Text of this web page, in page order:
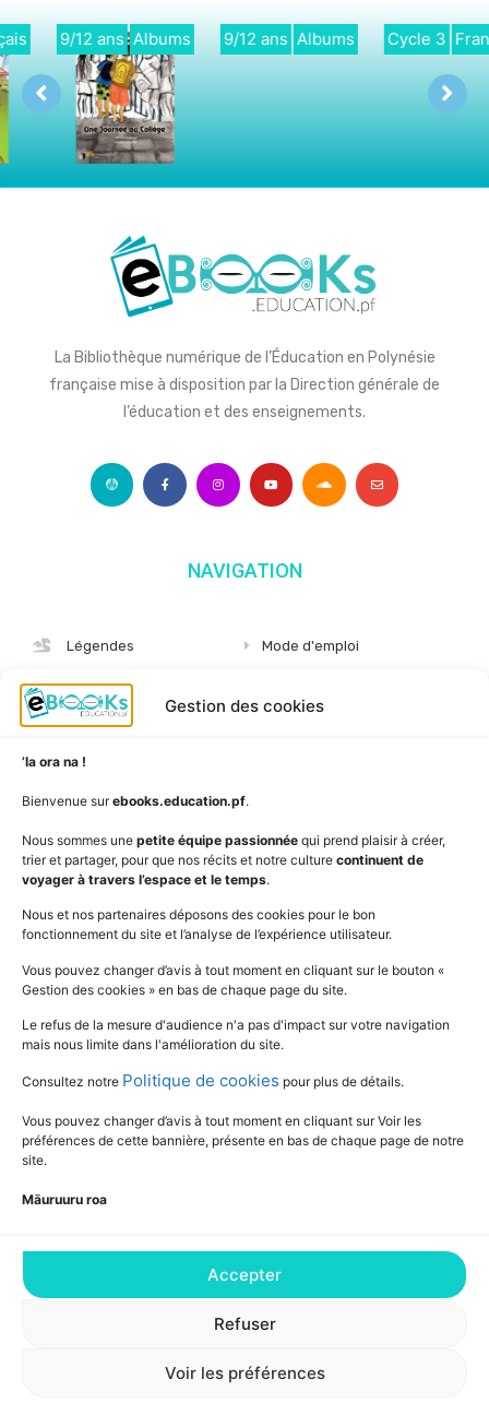
Gestion des cookies
’Ia ora na !
Bienvenue surebooks.education.pf.
Nous sommes une petite équipe passionnée qui prend plaisir à créer,
trier et partager, pour que nos récits et notre culture continuent de
voyager à travers l’espace et le temps.
Nous et nos partenaires déposons des cookies pour le bon
fonctionnement du site et l’analyse de l’expérience utilisateur.
Vous pouvez changer d’avis à tout moment en cliquant sur le bouton «
Gestion des cookies » en bas de chaque page du site.
Le refus de la mesure d'audience n'a pas d'impact sur votre navigation
mais nous limite dans l'amélioration du site.
Consultez notre Politique de cookies pour plus de détails.
Vous pouvez changer d’avis à tout moment en cliquant sur Voir les
préférences de cette bannière, présente en bas de chaque page de notre
site.
Māuruuru roa
Accepter
Refuser
Voir les préférences
9/12 ans Albums Cycle 3 Français
Didactique
La Bibliothèque numérique de l’Éducation en Polynésie
française mise à disposition par la Direction générale de
l’éducation et des enseignements.
NAVIGATION
Légendes
Albums
Langues
Niveaux
AudioBooks
Outils
Vidéos
Mode d'emploi
Mentions légales
www.education.pf
SUIVEZ L'ACTUALITÉ DE L'ÉDUCATION
Consultez notre Déclaration relative aux
MEA - DGEE 2026 © TOUS DROITS RÉSERVÉS